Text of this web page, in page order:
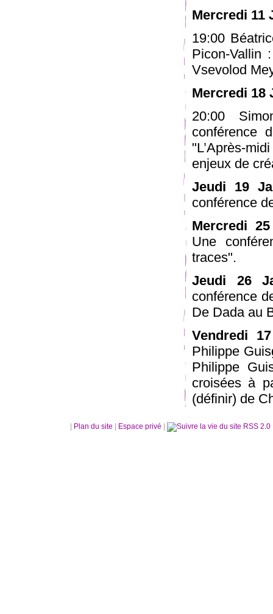
Mercredi 11
19:00
Picon-Vallin
Vsevolod
Mercredi 18
20:00
conférence
"L’Après-
enjeux de
Jeudi 19
conférence
Mercredi
Une
traces".
Jeudi 26
conférence
De Dada au
Vendredi
Philippe
Philippe
croisées à
(définir) de
Plan du site Espace privé RSS 2.0